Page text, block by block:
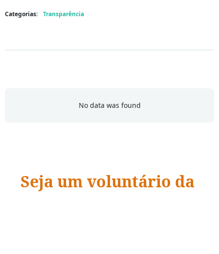
Categorias: Transparência
No data was found
Seja um voluntário da